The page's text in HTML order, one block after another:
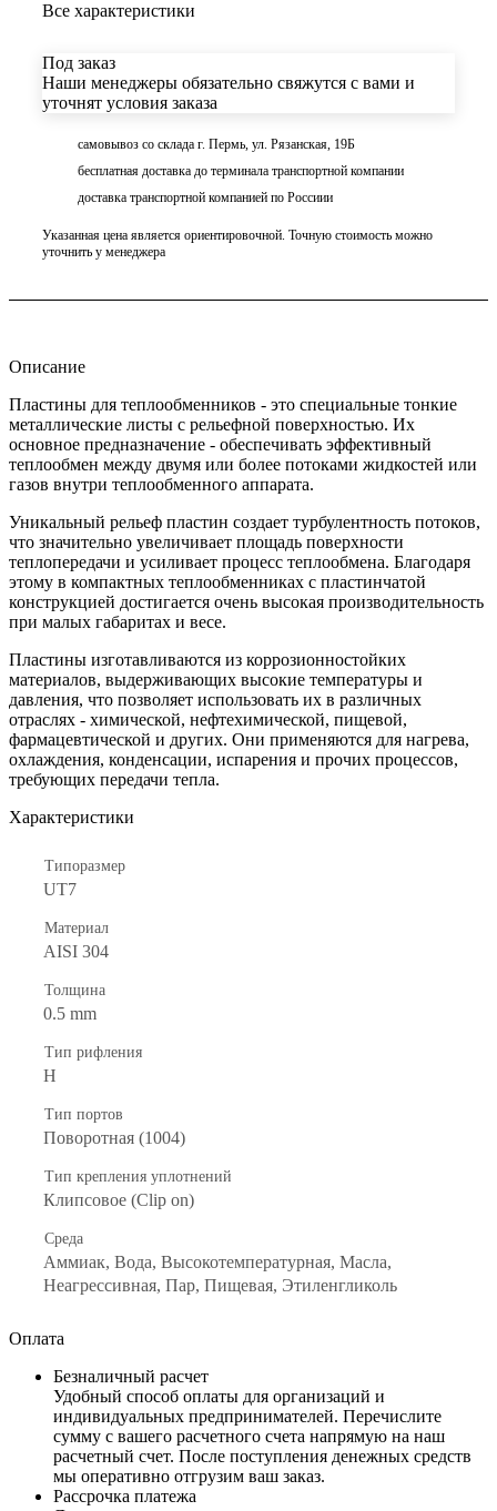
Все характеристики
Под заказ
Наши менеджеры обязательно свяжутся с вами и
уточнят условия заказа
самовывоз со склада г. Пермь, ул. Рязанская, 19Б
бесплатная доставка до терминала транспортной компании
доставка транспортной компанией по Россиии
Указанная цена является ориентировочной. Точную стоимость можно
уточнить у менеджера
Описание
Пластины для теплообменников - это специальные тонкие
металлические листы с рельефной поверхностью. Их
основное предназначение - обеспечивать эффективный
теплообмен между двумя или более потоками жидкостей или
газов внутри теплообменного аппарата.
Уникальный рельеф пластин создает турбулентность потоков,
что значительно увеличивает площадь поверхности
теплопередачи и усиливает процесс теплообмена. Благодаря
этому в компактных теплообменниках с пластинчатой
конструкцией достигается очень высокая производительность
при малых габаритах и весе.
Пластины изготавливаются из коррозионностойких
материалов, выдерживающих высокие температуры и
давления, что позволяет использовать их в различных
отраслях - химической, нефтехимической, пищевой,
фармацевтической и других. Они применяются для нагрева,
охлаждения, конденсации, испарения и прочих процессов,
требующих передачи тепла.
Характеристики
Типоразмер
UT7
Материал
AISI 304
Толщина
0.5 mm
Тип рифления
H
Тип портов
Поворотная (1004)
Тип крепления уплотнений
Клипсовое (Clip on)
Среда
Аммиак, Вода, Высокотемпературная, Масла,
Неагрессивная, Пар, Пищевая, Этиленгликоль
Оплата
Безналичный расчет
Удобный способ оплаты для организаций и
индивидуальных предпринимателей. Перечислите
сумму с вашего расчетного счета напрямую на наш
расчетный счет. После поступления денежных средств
мы оперативно отгрузим ваш заказ.
Рассрочка платежа